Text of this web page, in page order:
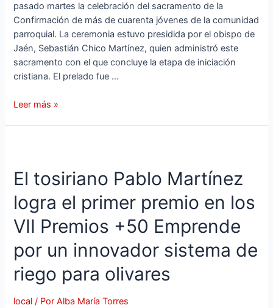
pasado martes la celebración del sacramento de la
Confirmación de más de cuarenta jóvenes de la comunidad
parroquial. La ceremonia estuvo presidida por el obispo de
Jaén, Sebastián Chico Martínez, quien administró este
sacramento con el que concluye la etapa de iniciación
cristiana. El prelado fue …
Leer más »
El tosiriano Pablo Martínez
logra el primer premio en los
VII Premios +50 Emprende
por un innovador sistema de
riego para olivares
local / PorAlba María Torres